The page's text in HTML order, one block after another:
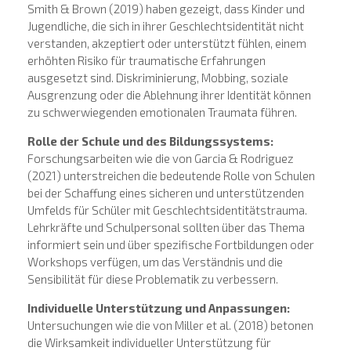
Smith & Brown (2019) haben gezeigt, dass Kinder und
Jugendliche, die sich in ihrer Geschlechtsidentität nicht
verstanden, akzeptiert oder unterstützt fühlen, einem
erhöhten Risiko für traumatische Erfahrungen
ausgesetzt sind. Diskriminierung, Mobbing, soziale
Ausgrenzung oder die Ablehnung ihrer Identität können
zu schwerwiegenden emotionalen Traumata führen.
Rolle der Schule und des Bildungssystems:
Forschungsarbeiten wie die von Garcia & Rodriguez
(2021) unterstreichen die bedeutende Rolle von Schulen
bei der Schaffung eines sicheren und unterstützenden
Umfelds für Schüler mit Geschlechtsidentitätstrauma.
Lehrkräfte und Schulpersonal sollten über das Thema
informiert sein und über spezifische Fortbildungen oder
Workshops verfügen, um das Verständnis und die
Sensibilität für diese Problematik zu verbessern.
Individuelle Unterstützung und Anpassungen:
Untersuchungen wie die von Miller et al. (2018) betonen
die Wirksamkeit individueller Unterstützung für